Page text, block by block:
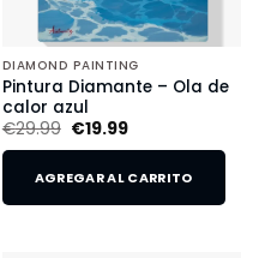
DIAMOND PAINTING
Pintura Diamante – Ola de
calor azul
€29.99 €19.99
AGREGAR AL CARRITO